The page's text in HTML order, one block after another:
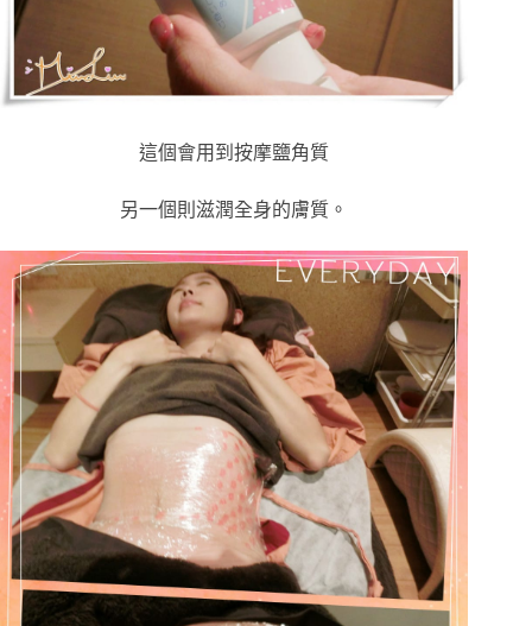
這個會用到按摩鹽角質
另一個則滋潤全身的膚質。